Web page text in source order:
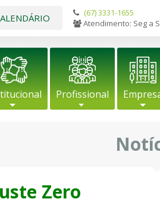
(67) 3331-1655
Atendimento: Seg a
Profissional
Zero